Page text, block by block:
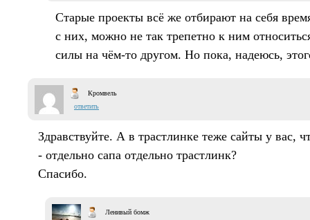
Старые проекты всё же отбирают на себя
с них, можно не так трепетно к ним
силы на чём-то другом. Но пока, надеюсь,
Кромвель
ответить
Здравствуйте. А в трастлинке теже сайты у вас,
- отдельно сапа отдельно трастлинк?
Спасибо.
Ленивый бомж